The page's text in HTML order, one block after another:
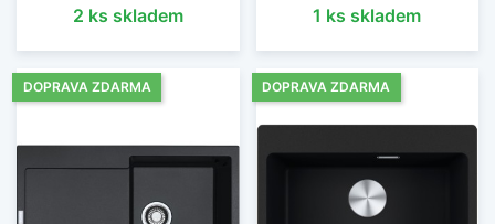
2 ks skladem 1 ks skladem
DOPRAVA ZDARMA DOPRAVA ZDARMA